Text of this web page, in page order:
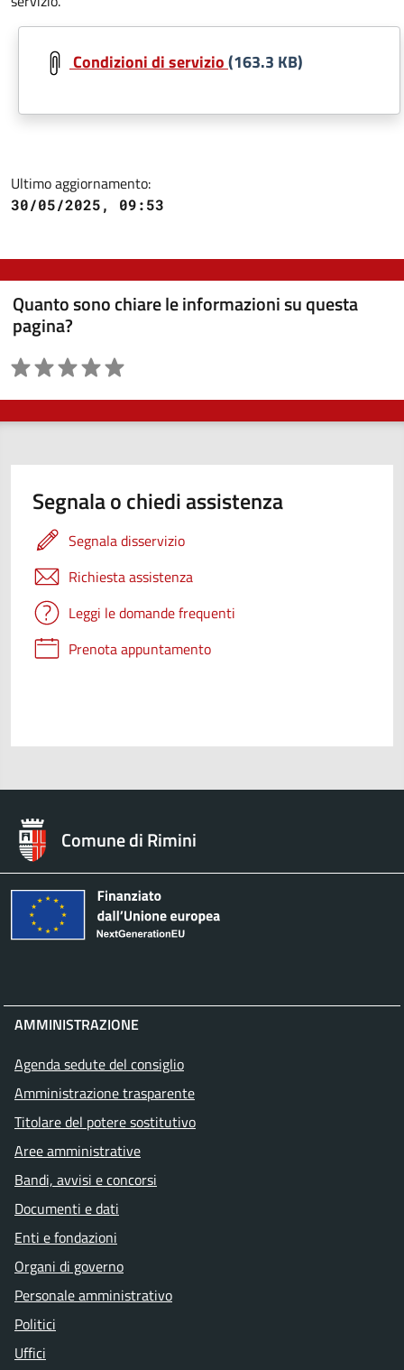
Document
Condizioni di servizio(163.3 KB)
Ultimo aggiornamento:
30/05/2025, 09:53
Quanto sono chiare le informazioni su questa
pagina?
Valutazione
Segnala o chiedi assistenza
Segnala disservizio
Richiesta assistenza
Leggi le domande frequenti
Prenota appuntamento
Comune di Rimini
AMMINISTRAZIONE
Agenda sedute del consiglio
Amministrazione trasparente
Titolare del potere sostitutivo
Aree amministrative
Bandi, avvisi e concorsi
Documenti e dati
Enti e fondazioni
Organi di governo
Personale amministrativo
Politici
Uffici